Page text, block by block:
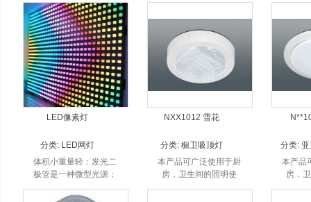
LED像素灯
分类: LED网灯
体积小重量轻：发光二
极管是一种微型光源；
NXX1012 雪花
分类:橱卫吸顶灯
本产品可广泛使用于厨
房，卫生间的照明使
用。
分类:
本产品
房，